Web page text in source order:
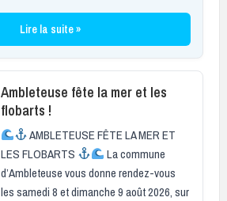
Lire la suite »
Ambleteuse fête la mer et les
flobarts !
AMBLETEUSE FÊTE LA MER ET
LES FLOBARTS
La commune
d’Ambleteuse vous donne rendez-vous
les samedi 8 et dimanche 9 août 2026, sur